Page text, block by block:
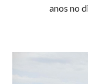
anos no